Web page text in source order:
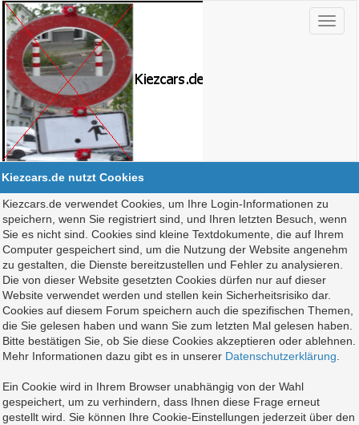
Kiezcars.de nutzt Cookies
Kiezcars.de verwendet Cookies, um Ihre Login-Informationen zu
speichern, wenn Sie registriert sind, und Ihren letzten Besuch, wenn
Sie es nicht sind. Cookies sind kleine Textdokumente, die auf Ihrem
Computer gespeichert sind, um die Nutzung der Website angenehm
zu gestalten, die Dienste bereitzustellen und Fehler zu analysieren.
Die von dieser Website gesetzten Cookies dürfen nur auf dieser
Website verwendet werden und stellen kein Sicherheitsrisiko dar.
Cookies auf diesem Forum speichern auch die spezifischen Themen,
die Sie gelesen haben und wann Sie zum letzten Mal gelesen haben.
Bitte bestätigen Sie, ob Sie diese Cookies akzeptieren oder ablehnen.
Mehr Informationen dazu gibt es in unserer Datenschutzerklärung
Ein Cookie wird in Ihrem Browser unabhängig von der Wahl
gespeichert, um zu verhindern, dass Ihnen diese Frage erneut
gestellt wird. Sie können Ihre Cookie-Einstellungen jederzeit über den